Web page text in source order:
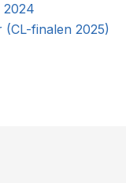
2024
finalen 2025)